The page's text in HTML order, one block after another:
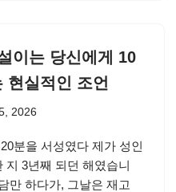
이는 당신에게 10
현실적인 조언
2026
분을 서성였다 제가 성인
지 3년째 되던 해였습니
만 하다가, 그날은 재고